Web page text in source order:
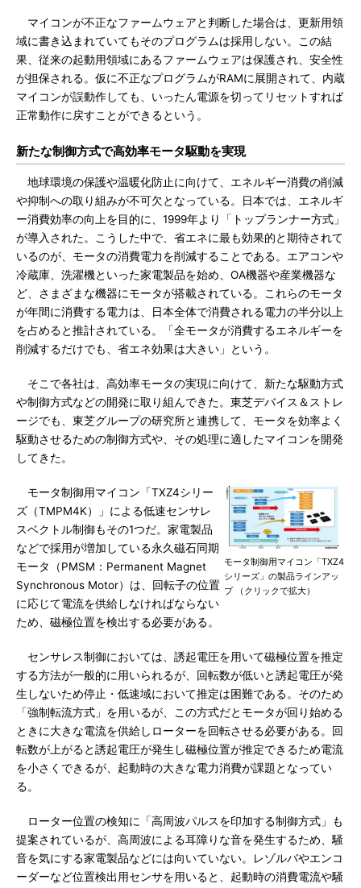
マイコンが不正なファームウェアと判断した場合は、更新用領
域に書き込まれていてもそのプログラムは採用しない。この結
果、従来の起動用領域にあるファームウェアは保護され、安全性
が担保される。仮に不正なプログラムがRAMに展開されて、内蔵
マイコンが誤動作しても、いったん電源を切ってリセットすれば
正常動作に戻すことができるという。
新たな制御方式で高効率モータ駆動を実現
地球環境の保護や温暖化防止に向けて、エネルギー消費の削減
や抑制への取り組みが不可欠となっている。日本では、エネルギ
ー消費効率の向上を目的に、1999年より「トップランナー方式」
が導入された。こうした中で、省エネに最も効果的と期待されて
いるのが、モータの消費電力を削減することである。エアコンや
冷蔵庫、洗濯機といった家電製品を始め、OA機器や産業機器な
ど、さまざまな機器にモータが搭載されている。これらのモータ
が年間に消費する電力は、日本全体で消費される電力の半分以上
を占めると推計されている。「全モータが消費するエネルギーを
削減するだけでも、省エネ効果は大きい」という。
そこで各社は、高効率モータの実現に向けて、新たな駆動方式
や制御方式などの開発に取り組んできた。東芝デバイス＆ストレ
ージでも、東芝グループの研究所と連携して、モータを効率よく
駆動させるための制御方式や、その処理に適したマイコンを開発
してきた。
モータ制御用マイコン「TXZ4
シリーズ」の製品ラインアッ
プ （クリックで拡大）
モータ制御用マイコン「TXZ4シリー
ズ（TMPM4K）」による低速センサレ
スベクトル制御もその1つだ。家電製品
などで採用が増加している永久磁石同期
モータ（PMSM：Permanent Magnet
Synchronous Motor）は、回転子の位置
に応じて電流を供給しなければならない
ため、磁極位置を検出する必要がある。
センサレス制御においては、誘起電圧を用いて磁極位置を推定
する方法が一般的に用いられるが、回転数が低いと誘起電圧が発
生しないため停止・低速域において推定は困難である。そのため
「強制転流方式」を用いるが、この方式だとモータが回り始める
ときに大きな電流を供給しローターを回転させる必要がある。回
転数が上がると誘起電圧が発生し磁極位置が推定できるため電流
を小さくできるが、起動時の大きな電力消費が課題となってい
る。
ローター位置の検知に「高周波パルスを印加する制御方式」も
提案されているが、高周波による耳障りな音を発生するため、騒
音を気にする家電製品などには向いていない。レゾルバやエンコ
ーダーなど位置検出用センサを用いると、起動時の消費電流や騒